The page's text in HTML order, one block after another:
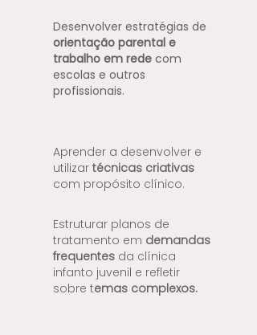
Desenvolver estratégias de
orientação parental e
trabalho em rede com
escolas e outros
profissionais.
Aprender a desenvolver e
utilizar técnicas criativas
com propósito clínico.
Estruturar planos de
tratamento em demandas
frequentes da clínica
infanto juvenil e refletir
sobre temas complexos.